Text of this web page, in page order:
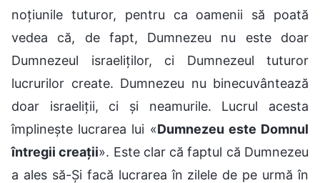
noțiunile tuturor, pentru ca oamenii să poată
vedea că, de fapt, Dumnezeu nu este doar
Dumnezeul israeliților, ci Dumnezeul tuturor
lucrurilor create. Dumnezeu nu binecuvântează
doar israeliții, ci și neamurile. Lucrul acesta
împlinește lucrarea lui «Dumnezeu este Domnul
întregii creații». Este clar că faptul că Dumnezeu
a ales să-Și facă lucrarea în zilele de pe urmă în